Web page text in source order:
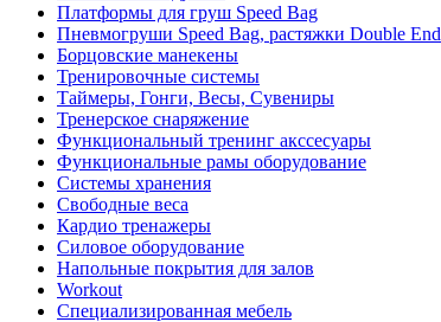
Платформы для груш Speed Bag
Пневмогруши Speed Bag, растяжки Double End
Борцовские манекены
Тренировочные системы
Таймеры, Гонги, Весы, Сувениры
Тренерское снаряжение
Функциональный тренинг акссесуары
Функциональные рамы оборудование
Системы хранения
Свободные веса
Кардио тренажеры
Силовое оборудование
Напольные покрытия для залов
Workout
Специализированная мебель